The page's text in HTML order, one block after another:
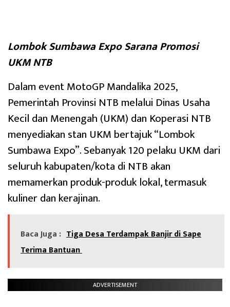
Lombok Sumbawa Expo Sarana Promosi
UKM NTB
Dalam event MotoGP Mandalika 2025,
Pemerintah Provinsi NTB melalui Dinas Usaha
Kecil dan Menengah (UKM) dan Koperasi NTB
menyediakan stan UKM bertajuk “Lombok
Sumbawa Expo”. Sebanyak 120 pelaku UKM dari
seluruh kabupaten/kota di NTB akan
memamerkan produk-produk lokal, termasuk
kuliner dan kerajinan.
Baca Juga : Tiga Desa Terdampak Banjir di Sape
Terima Bantuan
ADVERTISEMENT